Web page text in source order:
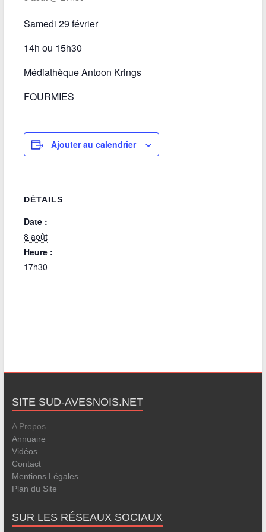
Samedi 29 février
14h ou 15h30
Médiathèque Antoon Krings
FOURMIES
Ajouter au calendrier
DÉTAILS
Date :
8 août
Heure :
17h30
SITE SUD-AVESNOIS.NET
A Propos
Annuaire
Vidéos
Contact
Mentions Légales
Plan du Site
SUR LES RÉSEAUX SOCIAUX